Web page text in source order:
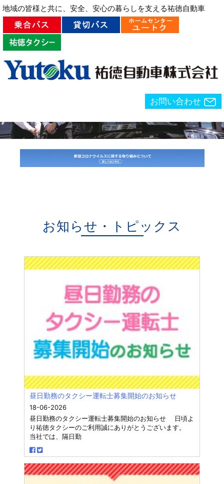
お問い合わせ
地域の皆様と共に、安全、安心の暮らしを支える祐徳自動車
お問い合わせ
ホーム >
お知らせ・トピックス
昼日勤務のタクシー運転士募集開始のお知らせ
18-06-2026
昼日勤務のタクシー運転士募集開始のお知らせ 日頃よ
り祐徳タクシーのご利用誠にありがとうございます。
当社では、隔日勤